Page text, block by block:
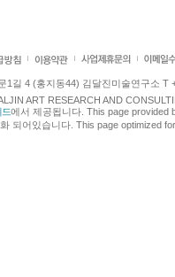
1길 4 (홍지동44) 김달진미술연구소 T
ART RESEARCH AND
에서 제공됩니다. This page provided
되어있습니다. This page optimized